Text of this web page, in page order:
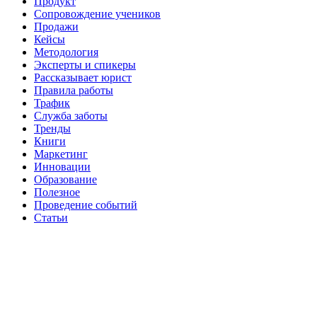
Сопровождение учеников
Продажи
Кейсы
Методология
Эксперты и спикеры
Рассказывает юрист
Правила работы
Трафик
Служба заботы
Тренды
Книги
Маркетинг
Инновации
Образование
Полезное
Проведение событий
Статьи